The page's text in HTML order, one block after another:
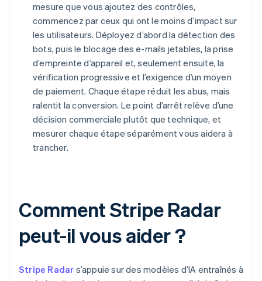
mesure que vous ajoutez des contrôles,
commencez par ceux qui ont le moins d’impact sur
les utilisateurs. Déployez d’abord la détection des
bots, puis le blocage des e-mails jetables, la prise
d’empreinte d’appareil et, seulement ensuite, la
vérification progressive et l’exigence d’un moyen
de paiement. Chaque étape réduit les abus, mais
ralentit la conversion. Le point d’arrêt relève d’une
décision commerciale plutôt que technique, et
mesurer chaque étape séparément vous aidera à
trancher.
Comment Stripe Radar
peut-il vous aider ?
Stripe Radar s’appuie sur des modèles d’IA entraînés à